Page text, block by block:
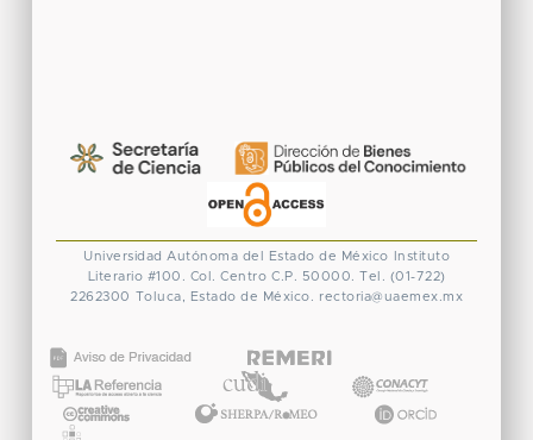
Universidad Autónoma del Estado de México
Instituto
Literario #100. Col. Centro C.P. 50000. Tel. (01-722)
2262300 Toluca, Estado de México. rectoria@uaemex.mx